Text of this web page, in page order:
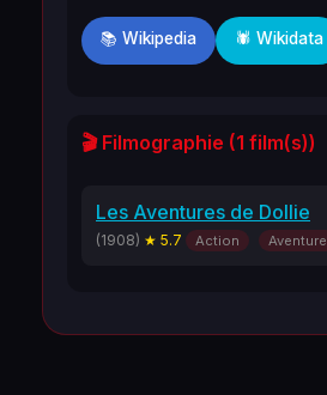
📚 Wikipedia 🕷️ Wikidata
🎬 Filmographie (1 film(s))
Les Aventures de Dollie
(1908) ★ 5.7 Action Aventure